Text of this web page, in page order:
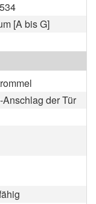
[A bis G]
Anschlag der Tür